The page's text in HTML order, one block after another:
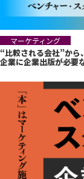
マーケティング
“比較される会社”から
企業に企業出版が必要